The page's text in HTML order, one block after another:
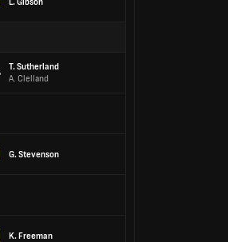
T. Sutherland
A. Clelland
G. Stevenson
K. Freeman